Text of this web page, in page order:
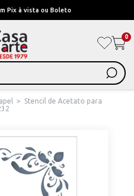
Pix à vista ou Boleto
0
>
Stencil de Acetato para